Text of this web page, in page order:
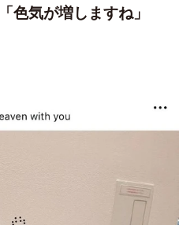
色気が増しますね」